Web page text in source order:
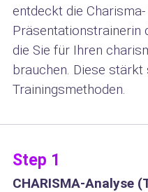
entdeckt die Charisma-
Präsentationstrainerin
die Sie für Ihren
brauchen. Diese
Trainingsmethoden.
Step 1
CHARISMA-Analyse